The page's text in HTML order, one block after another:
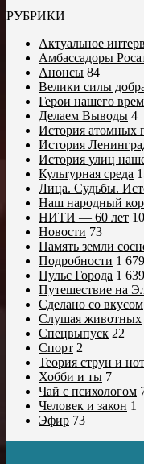
РУБРИКИ
Актуальное
Амбассадоры
Анонсы 84
Велики силы
Герои нашего
Делаем Выводы 4
История атомных
История
История улиц
Культурная среда
Лица. Судьбы.
Наш народный
НИТИ — 60 лет 10
Новости 73
Память земли
Подробности 1 679
Пульс Города 1 639
Путешествие на
Сделано со вкусом
Слушая животных
Спецвыпуск 22
Спорт 2
Теория струн и нот
Хобби и ты 7
Чай с психологом
Человек и закон 1
Эфир 73